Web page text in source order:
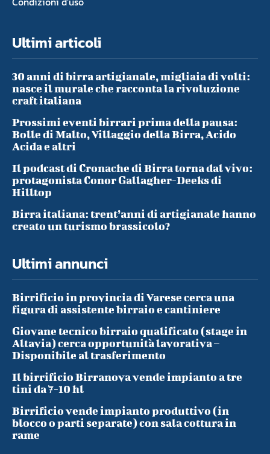
Ultimi articoli
30 anni di birra artigianale, migliaia di volti:
nasce il murale che racconta la rivoluzione
craft italiana
Prossimi eventi birrari prima della pausa:
Bolle di Malto, Villaggio della Birra, Acido
Acida e altri
Il podcast di Cronache di Birra torna dal vivo:
protagonista Conor Gallagher-Deeks di
Hilltop
Birra italiana: trent’anni di artigianale hanno
creato un turismo brassicolo?
Ultimi annunci
Birrificio in provincia di Varese cerca una
figura di assistente birraio e cantiniere
Giovane tecnico birraio qualificato (stage in
Altavia) cerca opportunità lavorativa –
Disponibile al trasferimento
Il birrificio Birranova vende impianto a tre
tini da 7-10 hl
Birrificio vende impianto produttivo (in
blocco o parti separate) con sala cottura in
rame